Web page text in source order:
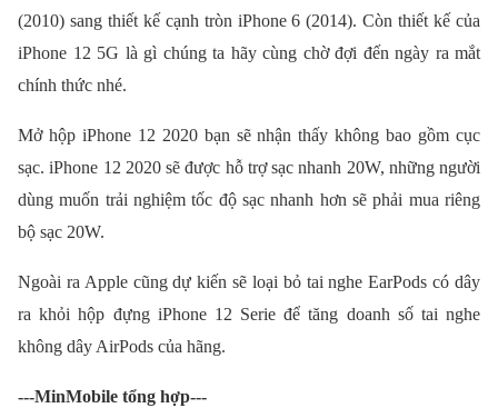
(2010) sang thiết kế cạnh tròn iPhone 6 (2014). Còn thiết kế của
iPhone 12 5G là gì chúng ta hãy cùng chờ đợi đến ngày ra mắt
chính thức nhé.
Mở hộp iPhone 12 2020 bạn sẽ nhận thấy không bao gồm cục
sạc. iPhone 12 2020 sẽ được hỗ trợ sạc nhanh 20W, những người
dùng muốn trải nghiệm tốc độ sạc nhanh hơn sẽ phải mua riêng
bộ sạc 20W.
Ngoài ra Apple cũng dự kiến sẽ loại bỏ tai nghe EarPods có dây
ra khỏi hộp đựng iPhone 12 Serie để tăng doanh số tai nghe
không dây AirPods của hãng.
---MinMobile tổng hợp---